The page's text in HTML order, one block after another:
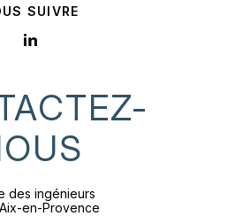
SUIVRE
des ingénieurs
en-Provence